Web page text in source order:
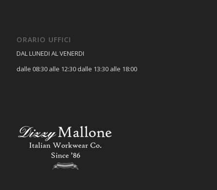
ORARIO UFFICI
DAL LUNEDI AL VENERDI
dalle 08:30 alle 12:30 dalle 13:30 alle 18:00